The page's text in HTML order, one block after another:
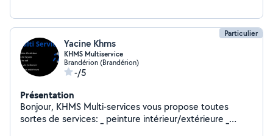
Particulier
Yacine Khms
KHMS Multiservice
Brandérion (Brandérion)
-/5
Présentation
Bonjour, KHMS Multi-services vous propose toutes
sortes de services: _ peinture intérieur/extérieure _